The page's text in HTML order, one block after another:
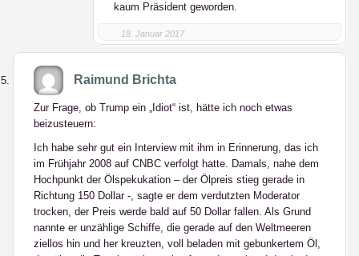
kaum Präsident geworden.
18. Januar 2017
Raimund Brichta
Zur Frage, ob Trump ein „Idiot“ ist, hätte ich noch etwas
beizusteuern:
Ich habe sehr gut ein Interview mit ihm in Erinnerung, das ich
im Frühjahr 2008 auf CNBC verfolgt hatte. Damals, nahe dem
Hochpunkt der Ölspekukation – der Ölpreis stieg gerade in
Richtung 150 Dollar -, sagte er dem verdutzten Moderator
trocken, der Preis werde bald auf 50 Dollar fallen. Als Grund
nannte er unzählige Schiffe, die gerade auf den Weltmeeren
ziellos hin und her kreuzten, voll beladen mit gebunkertem Öl,